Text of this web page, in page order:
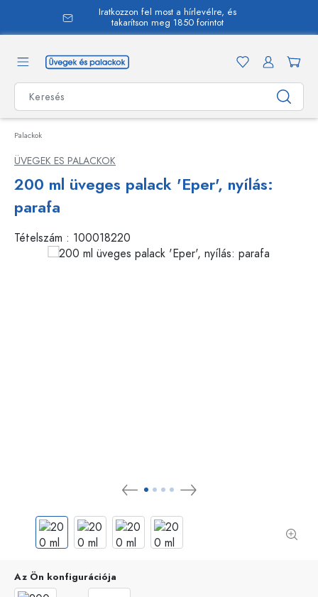
Iratkozzon fel most a hírlevélre, és
takarítson meg 1850 forintot
Palackok
ÜVEGEK ES PALACKOK
200 ml üveges palack 'Eper', nyílás:
parafa
Tételszám : 100018220
Az Ön konfigurációja